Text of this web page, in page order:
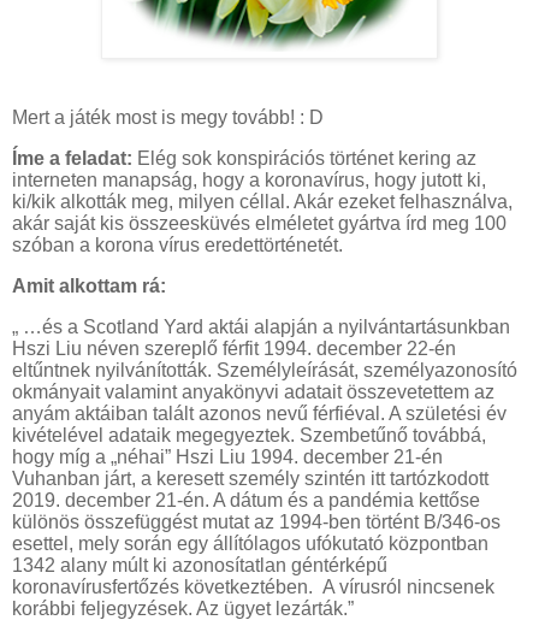
Mert a játék most is megy tovább! : D
Íme a feladat: Elég sok konspirációs történet kering az
interneten manapság, hogy a koronavírus, hogy jutott ki,
ki/kik alkották meg, milyen céllal. Akár ezeket felhasználva,
akár saját kis összeesküvés elméletet gyártva írd meg 100
szóban a korona vírus eredettörténetét.
Amit alkottam rá:
„ …és a Scotland Yard aktái alapján a nyilvántartásunkban
Hszi Liu néven szereplő férfit 1994. december 22-én
eltűntnek nyilvánították. Személyleírását, személyazonosító
okmányait valamint anyakönyvi adatait összevetettem az
anyám aktáiban talált azonos nevű férfiéval. A születési év
kivételével adataik megegyeztek. Szembetűnő továbbá,
hogy míg a „néhai” Hszi Liu 1994. december 21-én
Vuhanban járt, a keresett személy szintén itt tartózkodott
2019. december 21-én. A dátum és a pandémia kettőse
különös összefüggést mutat az 1994-ben történt B/346-os
esettel, mely során egy állítólagos ufókutató központban
1342 alany múlt ki azonosítatlan géntérképű
koronavírusfertőzés következtében. A vírusról nincsenek
korábbi feljegyzések. Az ügyet lezárták.”